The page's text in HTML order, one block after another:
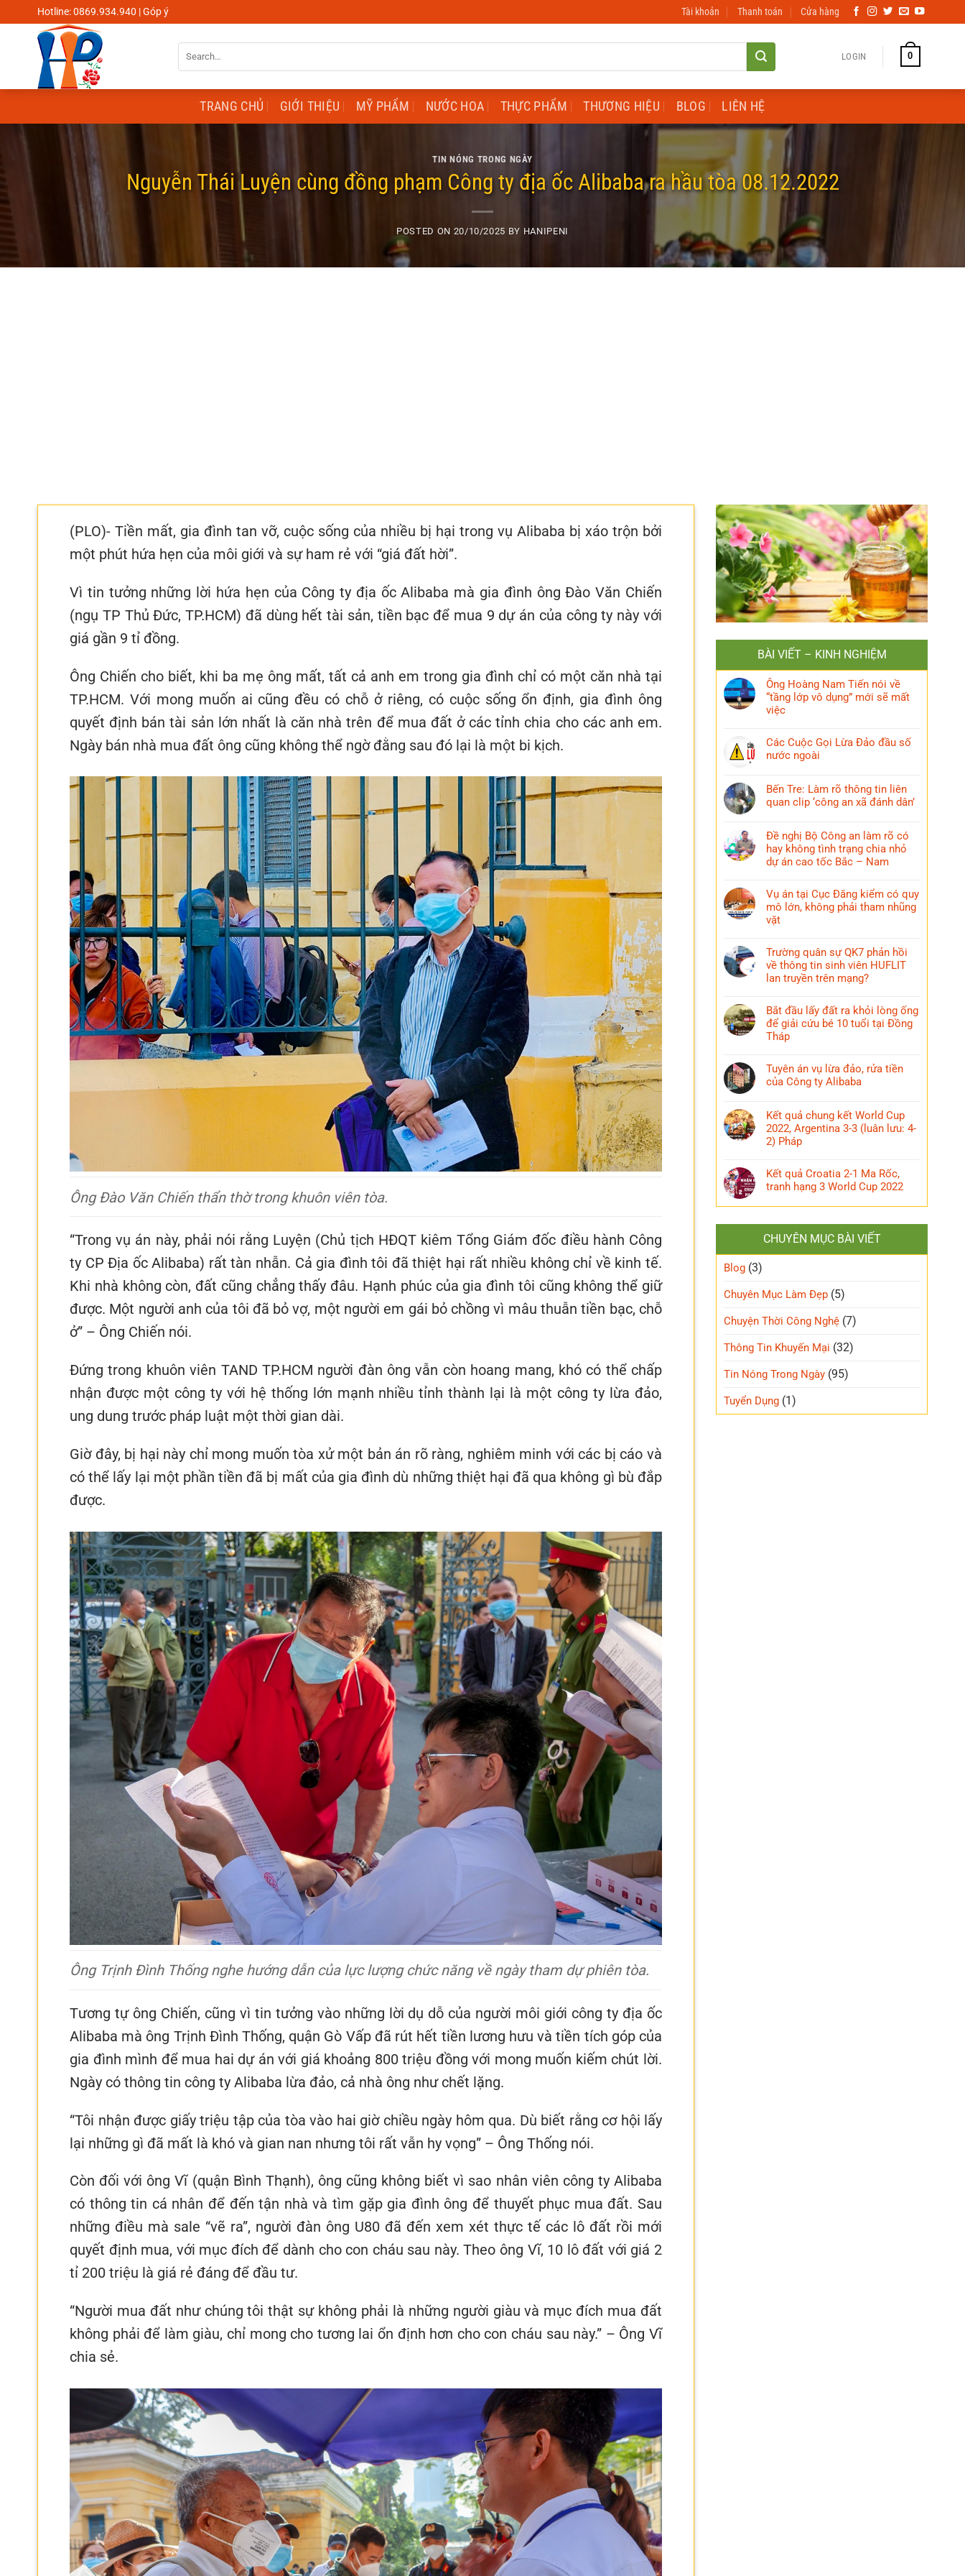
to
Hotline: 0869.934.940 | Góp ý Tài khoản Thanh toán Cửa hàng
for:
LOGIN 0
TRANG CHỦ GIỚI THIỆU MỸ PHẨM NƯỚC HOA THỰC PHẨM THƯƠNG HIỆU BLOG LIÊN HỆ
TIN NÓNG TRONG NGÀY
Nguyễn Thái Luyện cùng đồng phạm Công ty địa ốc Alibaba ra hầu tòa 08.12.2022
POSTED ON 20/10/2025 BY HANIPENI
(PLO)- Tiền mất, gia đình tan vỡ, cuộc sống của nhiều bị hại trong vụ Alibaba bị xáo trộn bởi
một phút hứa hẹn của môi giới và sự ham rẻ với “giá đất hời”.
Vì tin tưởng những lời hứa hẹn của Công ty địa ốc Alibaba mà gia đình ông Đào Văn Chiến
(ngụ TP Thủ Đức, TP.HCM) đã dùng hết tài sản, tiền bạc để mua 9 dự án của công ty này với
giá gần 9 tỉ đồng.
Ông Chiến cho biết, khi ba mẹ ông mất, tất cả anh em trong gia đình chỉ có một căn nhà tại
TP.HCM. Với mong muốn ai cũng đều có chỗ ở riêng, có cuộc sống ổn định, gia đình ông
quyết định bán tài sản lớn nhất là căn nhà trên để mua đất ở các tỉnh chia cho các anh em.
Ngày bán nhà mua đất ông cũng không thể ngờ đằng sau đó lại là một bi kịch.
Ông Đào Văn Chiến thẩn thờ trong khuôn viên tòa.
“Trong vụ án này, phải nói rằng Luyện (Chủ tịch HĐQT kiêm Tổng Giám đốc điều hành Công
ty CP Địa ốc Alibaba) rất tàn nhẫn. Cả gia đình tôi đã thiệt hại rất nhiều không chỉ về kinh tế.
Khi nhà không còn, đất cũng chẳng thấy đâu. Hạnh phúc của gia đình tôi cũng không thể giữ
được. Một người anh của tôi đã bỏ vợ, một người em gái bỏ chồng vì mâu thuẫn tiền bạc, chỗ
ở” – Ông Chiến nói.
Đứng trong khuôn viên TAND TP.HCM người đàn ông vẫn còn hoang mang, khó có thể chấp
nhận được một công ty với hệ thống lớn mạnh nhiều tỉnh thành lại là một công ty lừa đảo,
ung dung trước pháp luật một thời gian dài.
Giờ đây, bị hại này chỉ mong muốn tòa xử một bản án rõ ràng, nghiêm minh với các bị cáo và
có thể lấy lại một phần tiền đã bị mất của gia đình dù những thiệt hại đã qua không gì bù đắp
được.
Ông Trịnh Đình Thống nghe hướng dẫn của lực lượng chức năng về ngày tham dự phiên tòa.
Tương tự ông Chiến, cũng vì tin tưởng vào những lời dụ dỗ của người môi giới công ty địa ốc
Alibaba mà ông Trịnh Đình Thống, quận Gò Vấp đã rút hết tiền lương hưu và tiền tích góp của
gia đình mình để mua hai dự án với giá khoảng 800 triệu đồng với mong muốn kiếm chút lời.
Ngày có thông tin công ty Alibaba lừa đảo, cả nhà ông như chết lặng.
“Tôi nhận được giấy triệu tập của tòa vào hai giờ chiều ngày hôm qua. Dù biết rằng cơ hội lấy
lại những gì đã mất là khó và gian nan nhưng tôi rất vẫn hy vọng” – Ông Thống nói.
Còn đối với ông Vĩ (quận Bình Thạnh), ông cũng không biết vì sao nhân viên công ty Alibaba
có thông tin cá nhân để đến tận nhà và tìm gặp gia đình ông để thuyết phục mua đất. Sau
những điều mà sale “vẽ ra”, người đàn ông U80 đã đến xem xét thực tế các lô đất rồi mới
quyết định mua, với mục đích để dành cho con cháu sau này. Theo ông Vĩ, 10 lô đất với giá 2
tỉ 200 triệu là giá rẻ đáng để đầu tư.
“Người mua đất như chúng tôi thật sự không phải là những người giàu và mục đích mua đất
không phải để làm giàu, chỉ mong cho tương lai ổn định hơn cho con cháu sau này.” – Ông Vĩ
chia sẻ.
BÀI VIẾT – KINH NGHIỆM
Ông Hoàng Nam Tiến nói về
“tầng lớp vô dụng” mới sẽ mất
việc
Các Cuộc Gọi Lừa Đảo đầu số
nước ngoài
Bến Tre: Làm rõ thông tin liên
quan clip ‘công an xã đánh dân’
Đề nghị Bộ Công an làm rõ có
hay không tình trạng chia nhỏ
dự án cao tốc Bắc – Nam
Vụ án tại Cục Đăng kiểm có quy
mô lớn, không phải tham nhũng
vặt
Trường quân sự QK7 phản hồi
về thông tin sinh viên HUFLIT
lan truyền trên mạng?
Bắt đầu lấy đất ra khỏi lòng ống
để giải cứu bé 10 tuổi tại Đồng
Tháp
Tuyên án vụ lừa đảo, rửa tiền
của Công ty Alibaba
Kết quả chung kết World Cup
2022, Argentina 3-3 (luân lưu: 4-
2) Pháp
Kết quả Croatia 2-1 Ma Rốc,
tranh hạng 3 World Cup 2022
CHUYÊN MỤC BÀI VIẾT
Blog (3)
Chuyên Mục Làm Đẹp (5)
Chuyện Thời Công Nghệ (7)
Thông Tin Khuyến Mại (32)
Tin Nóng Trong Ngày (95)
Tuyển Dụng (1)